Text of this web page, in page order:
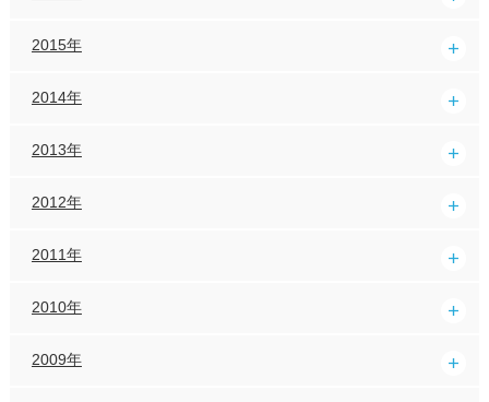
2015年
2014年
2013年
2012年
2011年
2010年
2009年